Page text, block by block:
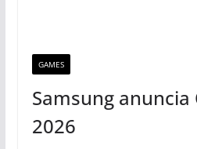
GAMES
Samsung anuncia
2026